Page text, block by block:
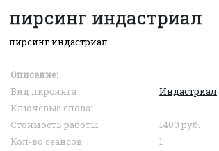
пирсинг индастриал
пирсинг индастриал
Описание:
Вид пирсинга
Индастриал
Ключевые слова:
Стоимость работы:
1400 руб.
Кол-во сеансов:
1